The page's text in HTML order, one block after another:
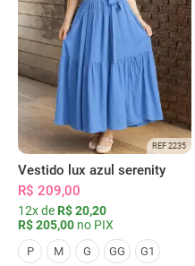
REF 2235
Vestido lux azul serenity
R$ 209,00
12x de R$ 20,20
R$ 205,00 no PIX
P M G GG G1